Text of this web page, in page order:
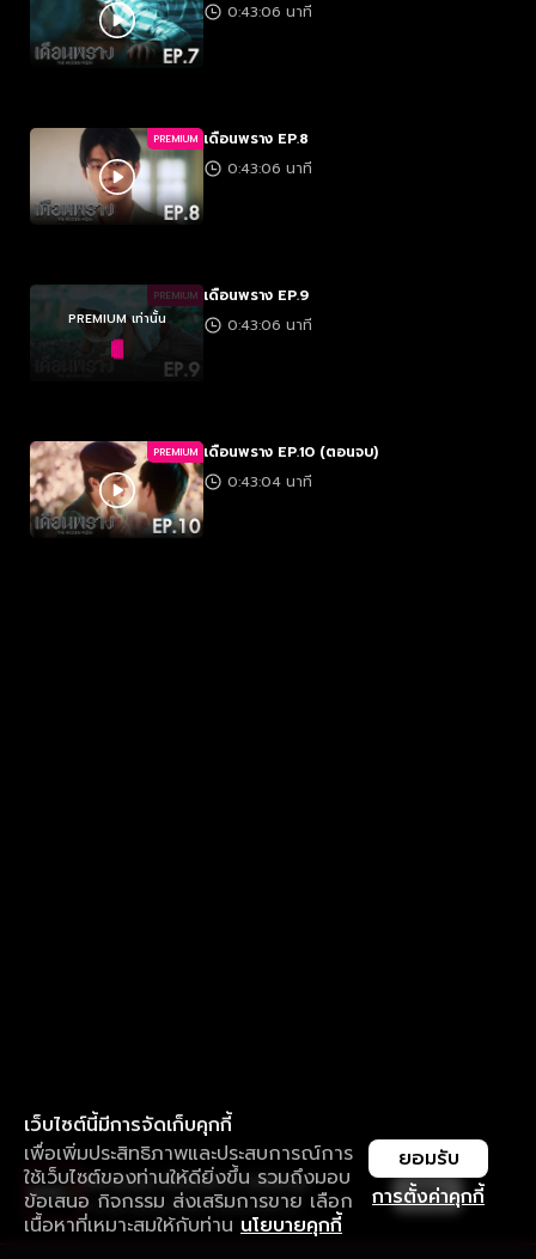
0:43:06 นาที
PREMIUM เดือนพราง EP.8
0:43:06 นาที
PREMIUM
PREMIUM เท่านั้น
เดือนพราง EP.9
0:43:06 นาที
PREMIUM เดือนพราง EP.10 (ตอนจบ)
0:43:04 นาที
เว็บไซต์นี้มีการจัดเก็บคุกกี้
เพื่อเพิ่มประสิทธิภาพและประสบการณ์การ
ใช้เว็บไซต์ของท่านให้ดียิ่งขึ้น รวมถึงมอบ
ข้อเสนอ กิจกรรม ส่งเสริมการขาย เลือก
เนื้อหาที่เหมาะสมให้กับท่าน นโยบายคุกกี้
การตั้งค่าคุกกี้
ยอมรับ
ใช้งานแอป ลื่นไหลกว่า ไม่มีสะดุด
ดาวน์โหลดแอปเพื่อการรับชมที่ดีกว่า เปิด